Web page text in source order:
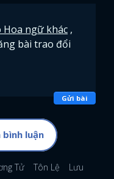
GOOGLE
Hoa ngữ khác ,
bài trao đổi
Gửi bài
bình luận
Tử Tôn Lệ Lưu Đào